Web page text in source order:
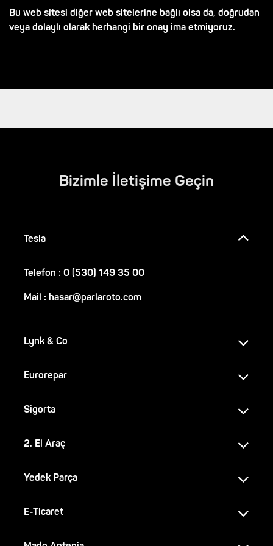
Bu web sitesi diğer web sitelerine bağlı olsa da, doğrudan
veya dolaylı olarak herhangi bir onay ima etmiyoruz.
Bizimle İletişime Geçin
Tesla
Telefon : 0 (530) 149 35 00
Mail : hasar@parlaroto.com
Lynk & Co
Eurorepar
Sigorta
2. El Araç
Yedek Parça
E-Ticaret